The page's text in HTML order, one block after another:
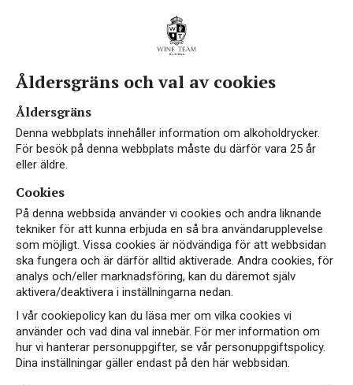
Vin från Marche
Marche – Italiens dolda vinpärla.
Beläget vid
Adriatiska havet i mellersta Italien, är en
mångsidig vinregion där böljande kullar, kalkrika
jordar och svalkande havsbrisar skapar utmärkta
förutsättningar för både röda och vita viner. Här
odlas allt från lokala druvor som Verdicchio till
klassiker som Sangiovese.
Regionen är särskilt känd för sina friska,
matvänliga viner med tydlig ursprungskaraktär –
Åldersgräns och val av cookies
Åldersgräns
Denna webbplats innehåller information om alkoholdrycker.
För besök på denna webbplats måste du därför vara 25 år
eller äldre.
Cookies
På denna webbsida använder vi cookies och andra liknande
tekniker för att kunna erbjuda en så bra användarupplevelse
som möjligt. Vissa cookies är nödvändiga för att webbsidan
ska fungera och är därför alltid aktiverade. Andra cookies, för
analys och/eller marknadsföring, kan du däremot själv
aktivera/deaktivera i inställningarna nedan.
I vår cookiepolicy kan du läsa mer om vilka cookies vi
använder och vad dina val innebär. För mer information om
hur vi hanterar personuppgifter, se vår personuppgiftspolicy.
Dina inställningar gäller endast på den här webbsidan.